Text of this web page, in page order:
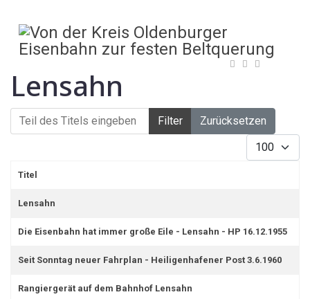
Lensahn
Teil des Titels eingeben
Filter Zurücksetzen
Anzeige #
Titel
Lensahn
Die Eisenbahn hat immer große Eile - Lensahn - HP 16.12.1955
Seit Sonntag neuer Fahrplan - Heiligenhafener Post 3.6.1960
Rangiergerät auf dem Bahnhof Lensahn